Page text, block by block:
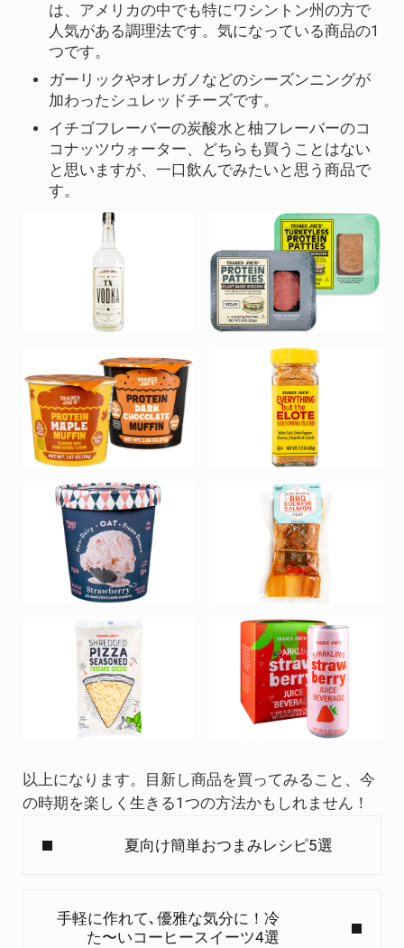
は、アメリカの中でも特にワシントン州の方で
人気がある調理法です。気になっている商品の1
つです。
ガーリックやオレガノなどのシーズンニングが
加わったシュレッドチーズです。
イチゴフレーバーの炭酸水と柚フレーバーのコ
コナッツウォーター、どちらも買うことはない
と思いますが、一口飲んでみたいと思う商品で
す。
以上になります。目新し商品を買ってみること、今
の時期を楽しく生きる1つの方法かもしれません！
夏向け簡単おつまみレシピ5選
手軽に作れて､優雅な気分に！冷
た〜いコーヒースイーツ4選